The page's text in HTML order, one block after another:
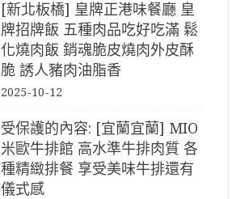
[新北板橋] 皇牌正港味餐廳 皇
牌招牌飯 五種肉品吃好吃滿 鬆
化燒肉飯 銷魂脆皮燒肉外皮酥
脆 誘人豬肉油脂香
2025-10-12
受保護的內容: [宜蘭宜蘭] MIO
米歐牛排館 高水準牛排肉質 各
種精緻排餐 享受美味牛排還有
儀式感